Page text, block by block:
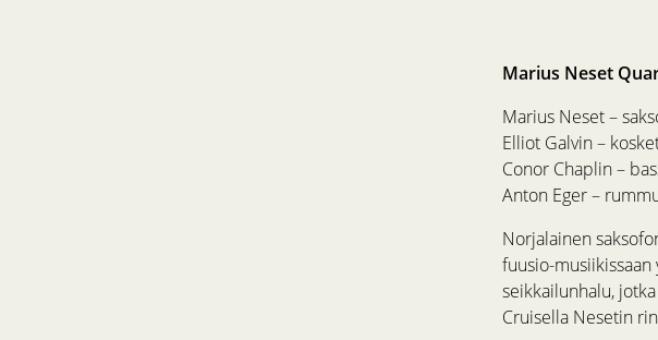
Marius Neset
Marius Neset –
Elliot Galvin –
Conor Chaplin –
Anton Eger –
Norjalainen
fuusio-
seikkailunhalu,
Cruisella Nesetin